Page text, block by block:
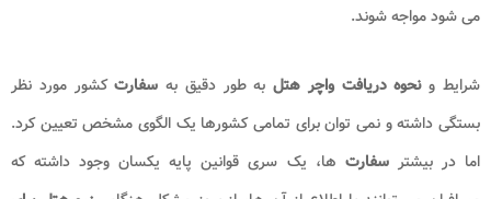
می شود مواجه شوند.
شرایط ونحوه دریافت واچر هتلبه طور دقیق به سفارتکشور مورد نظر
بستگی داشته و نمی توان برای تمامی کشورها یک الگوی مشخص تعیین کرد.
اما در بیشترسفارت ها، یک سری قوانین پایه یکسان وجود داشته که